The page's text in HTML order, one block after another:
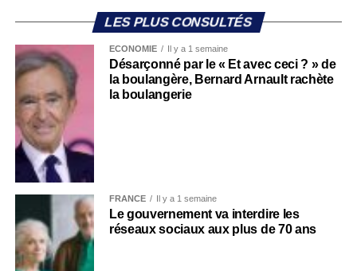
LES PLUS CONSULTÉS
ECONOMIE Il y a 1 semaine
Désarçonné par le « Et avec ceci ? » de
la boulangère, Bernard Arnault rachète
la boulangerie
FRANCE Il y a 1 semaine
Le gouvernement va interdire les
réseaux sociaux aux plus de 70 ans